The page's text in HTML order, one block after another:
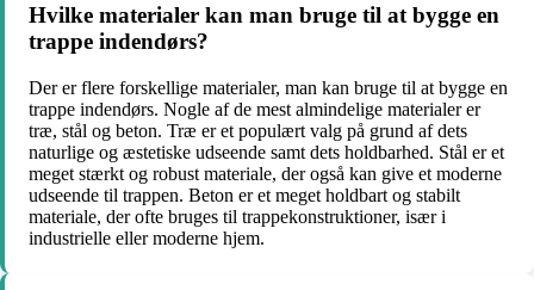
Hvilke materialer kan man bruge til at bygge en
trappe indendørs?
Der er flere forskellige materialer, man kan bruge til at bygge en
trappe indendørs. Nogle af de mest almindelige materialer er
træ, stål og beton. Træ er et populært valg på grund af dets
naturlige og æstetiske udseende samt dets holdbarhed. Stål er et
meget stærkt og robust materiale, der også kan give et moderne
udseende til trappen. Beton er et meget holdbart og stabilt
materiale, der ofte bruges til trappekonstruktioner, især i
industrielle eller moderne hjem.